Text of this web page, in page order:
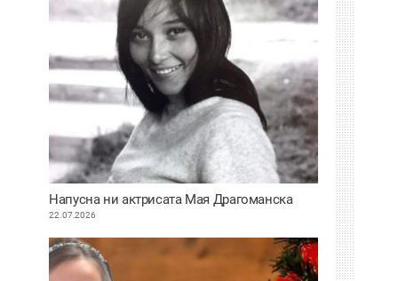
Напусна ни актрисата Мая Драгоманска
22.07.2026